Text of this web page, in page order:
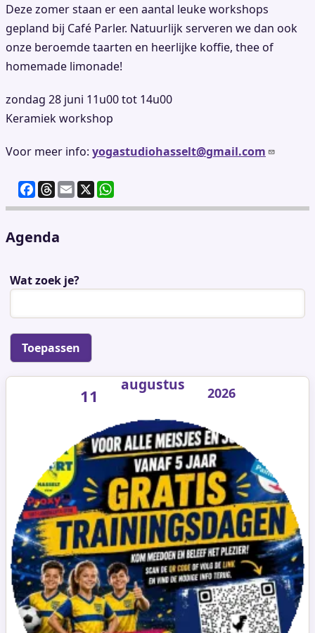
Deze zomer staan er een aantal leuke workshops
gepland bij Café Parler. Natuurlijk serveren we dan ook
onze beroemde taarten en heerlijke koffie, thee of
homemade limonade!
zondag 28 juni 11u00 tot 14u00
Keramiek workshop
Voor meer info: yogastudiohasselt@gmail.com
F
a
c
e
o
T
h
re
a
E
m
ai
X
h
at
p
Agenda
Wat zoek je?
11
augustus 2026